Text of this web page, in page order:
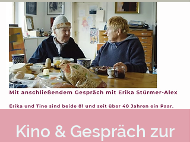
Kino & Gespräch zur